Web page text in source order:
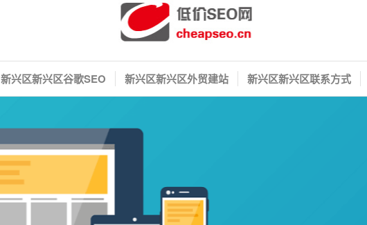
新兴区新兴区谷歌SEO 新兴区新兴区外贸建站 新兴区新兴区联系方式